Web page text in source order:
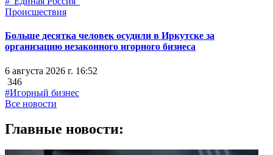
Происшествия
Больше десятка человек осудили в Иркутске за
организацию незаконного игорного бизнеса
6 августа 2026 г. 16:52
346
#Игорный бизнес
Все новости
Главные новости: